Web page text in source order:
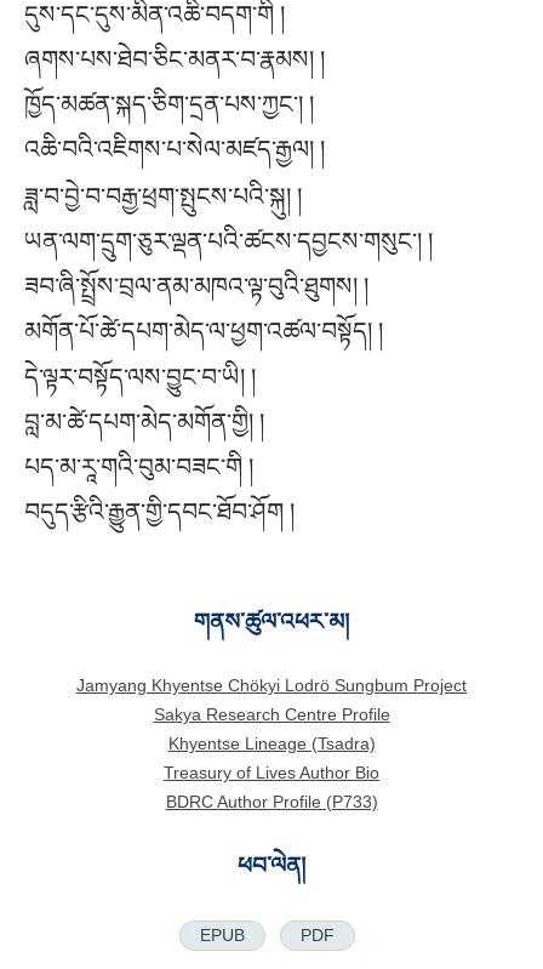
དུས་དང་དུས་མིན་འཆི་བདག་གི །
ཞགས་པས་ཐེབ་ཅིང་མནར་བ་རྣམས། །
ཁྱོད་མཚན་སྐད་ཅིག་དྲན་པས་ཀྱང་། །
འཆི་བའི་འཇིགས་པ་སེལ་མཛད་རྒྱལ། །
ཟླ་བ་བྱེ་བ་བརྒྱ་ཕྲག་སྤུངས་པའི་སྐུ། །
ཡན་ལག་དྲུག་ཅུར་ལྡན་པའི་ཚངས་དབྱངས་གསུང་། །
ཟབ་ཞི་སྤྲོས་བྲལ་ནམ་མཁའ་ལྟ་བུའི་ཐུགས། །
མགོན་པོ་ཚེ་དཔག་མེད་ལ་ཕྱག་འཚལ་བསྟོད། །
དེ་ལྟར་བསྟོད་ལས་བྱུང་བ་ཡི། །
བླ་མ་ཚེ་དཔག་མེད་མགོན་གྱི། །
པད་མ་རཱ་གའི་བུམ་བཟང་གི །
བདུད་རྩིའི་རྒྱུན་གྱི་དབང་ཐོབ་ཤོག །
གནས་ཚུལ་འཕར་མ།
Jamyang Khyentse Chökyi Lodrö Sungbum Project
Sakya Research Centre Profile
Khyentse Lineage (Tsadra)
Treasury of Lives Author Bio
BDRC Author Profile (P733)
ཕབ་ལེན།
EPUB PDF